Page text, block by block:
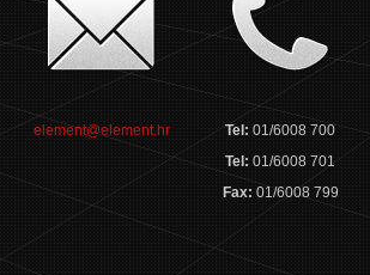
element@element.hr Tel:01/6008 700
Tel:01/6008 701
Fax: 01/6008 799